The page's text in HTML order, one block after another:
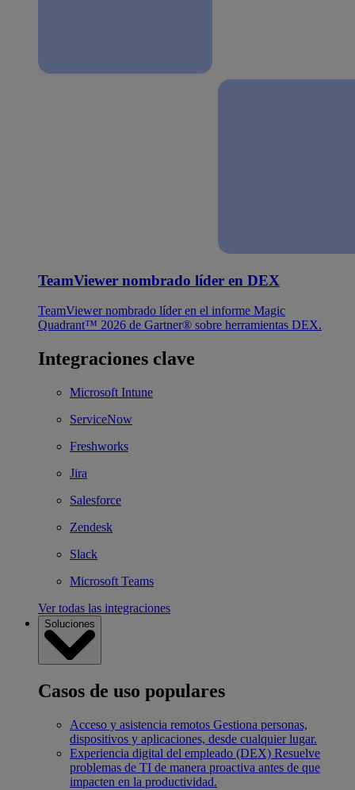
TeamViewer nombrado líder en DEX
TeamViewer nombrado líder en el informe Magic
Quadrant™ 2026 de Gartner® sobre herramientas DEX.
Integraciones clave
Microsoft Intune
ServiceNow
Freshworks
Jira
Salesforce
Zendesk
Slack
Microsoft Teams
Ver todas las integraciones
Soluciones
Casos de uso populares
Acceso y asistencia remotos Gestiona personas,
dispositivos y aplicaciones, desde cualquier lugar.
Experiencia digital del empleado (DEX) Resuelve
problemas de TI de manera proactiva antes de que
impacten en la productividad.